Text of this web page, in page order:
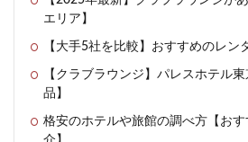
エリア】
【大手5社を比較】おすすめのレン
【クラブラウンジ】パレスホテル
品】
格安のホテルや旅館の調べ方【お